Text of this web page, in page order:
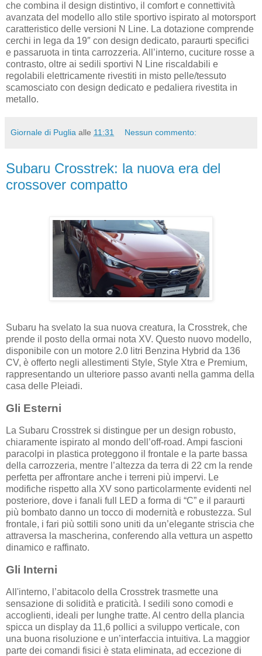
che combina il design distintivo, il comfort e connettività
avanzata del modello allo stile sportivo ispirato al motorsport
caratteristico delle versioni N Line. La dotazione comprende
cerchi in lega da 19″ con design dedicato, paraurti specifici
e passaruota in tinta carrozzeria. All’interno, cuciture rosse a
contrasto, oltre ai sedili sportivi N Line riscaldabili e
regolabili elettricamente rivestiti in misto pelle/tessuto
scamosciato con design dedicato e pedaliera rivestita in
metallo.
Giornale di Puglia alle 11:31 Nessun commento:
Subaru Crosstrek: la nuova era del
crossover compatto
Subaru ha svelato la sua nuova creatura, la Crosstrek, che
prende il posto della ormai nota XV. Questo nuovo modello,
disponibile con un motore 2.0 litri Benzina Hybrid da 136
CV, è offerto negli allestimenti Style, Style Xtra e Premium,
rappresentando un ulteriore passo avanti nella gamma della
casa delle Pleiadi.
Gli Esterni
La Subaru Crosstrek si distingue per un design robusto,
chiaramente ispirato al mondo dell’off-road. Ampi fascioni
paracolpi in plastica proteggono il frontale e la parte bassa
della carrozzeria, mentre l’altezza da terra di 22 cm la rende
perfetta per affrontare anche i terreni più impervi. Le
modifiche rispetto alla XV sono particolarmente evidenti nel
posteriore, dove i fanali full LED a forma di “C” e il paraurti
più bombato danno un tocco di modernità e robustezza. Sul
frontale, i fari più sottili sono uniti da un’elegante striscia che
attraversa la mascherina, conferendo alla vettura un aspetto
dinamico e raffinato.
Gli Interni
All'interno, l’abitacolo della Crosstrek trasmette una
sensazione di solidità e praticità. I sedili sono comodi e
accoglienti, ideali per lunghe tratte. Al centro della plancia
spicca un display da 11,6 pollici a sviluppo verticale, con
una buona risoluzione e un’interfaccia intuitiva. La maggior
parte dei comandi fisici è stata eliminata, ad eccezione di